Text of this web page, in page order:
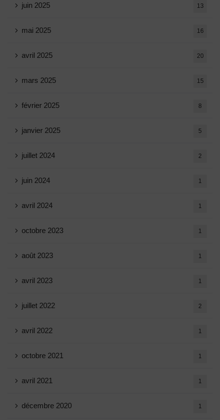
juin 2025 13
mai 2025 16
avril 2025 20
mars 2025 15
février 2025 8
janvier 2025 5
juillet 2024 2
juin 2024 1
avril 2024 1
octobre 2023 1
août 2023 1
avril 2023 1
juillet 2022 2
avril 2022 1
octobre 2021 1
avril 2021 1
décembre 2020 1